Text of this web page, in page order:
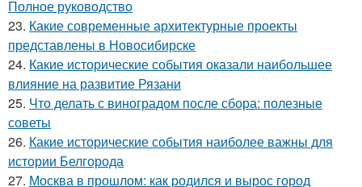
Полное руководство
23. Какие современные архитектурные проекты
представлены в Новосибирске
24. Какие исторические события оказали наибольшее
влияние на развитие Рязани
25. Что делать с виноградом после сбора: полезные
советы
26. Какие исторические события наиболее важны для
истории Белгорода
27. Москва в прошлом: как родился и вырос город